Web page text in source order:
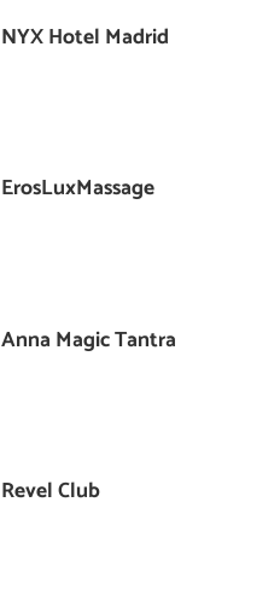
NYX Hotel Madrid
ErosLuxMassage
Anna Magic Tantra
Revel Club